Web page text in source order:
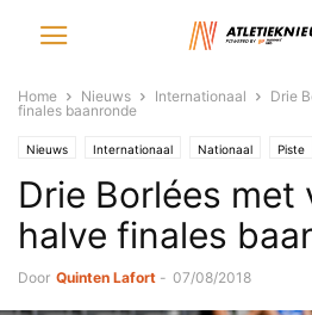
Home Nieuws Internationaal
Drie
finales baanronde
Nieuws Internationaal Nationaal Piste
Drie Borlées met
halve finales
Door Quinten Lafort - 07/08/2018